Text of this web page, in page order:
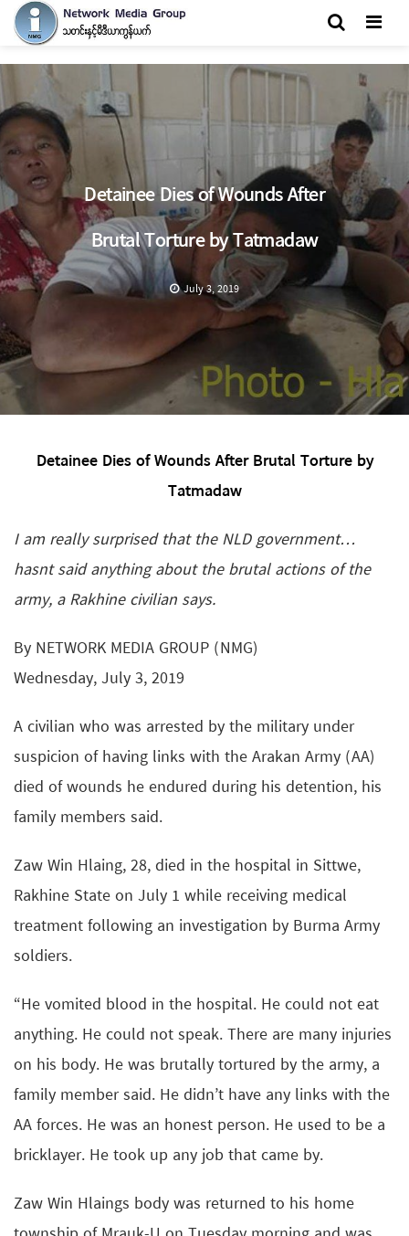
Detainee Dies of Wounds After
Brutal Torture by Tatmadaw
July 3, 2019
Detainee Dies of Wounds After Brutal Torture by
Tatmadaw
I am really surprised that the NLD government…
hasnt said anything about the brutal actions of the
army, a Rakhine civilian says.
By NETWORK MEDIA GROUP (NMG)
Wednesday, July 3, 2019
A civilian who was arrested by the military under
suspicion of having links with the Arakan Army (AA)
died of wounds he endured during his detention, his
family members said.
Zaw Win Hlaing, 28, died in the hospital in Sittwe,
Rakhine State on July 1 while receiving medical
treatment following an investigation by Burma Army
soldiers.
“He vomited blood in the hospital. He could not eat
anything. He could not speak. There are many injuries
on his body. He was brutally tortured by the army, a
family member said. He didn’t have any links with the
AA forces. He was an honest person. He used to be a
bricklayer. He took up any job that came by.
Zaw Win Hlaings body was returned to his home